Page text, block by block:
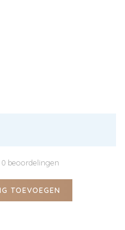
beoordelingen
TOEVOEGEN